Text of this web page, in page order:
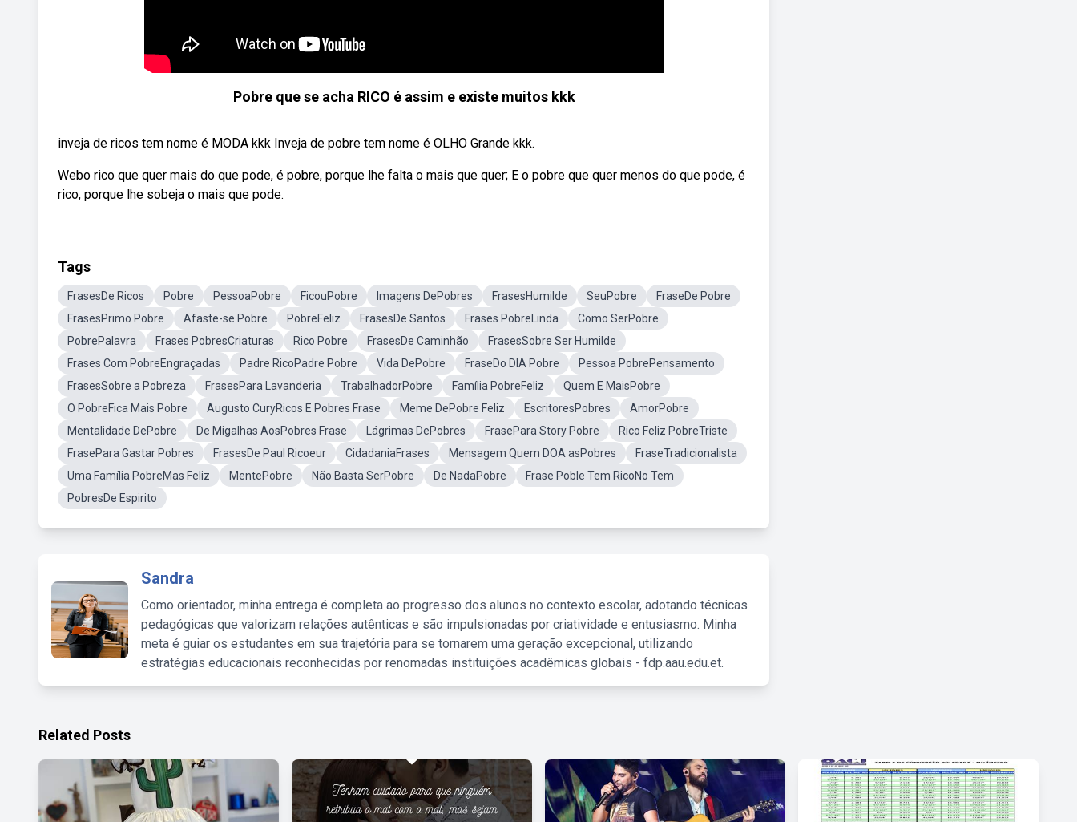
Pobre que se acha RICO é assim e existe muitos kkk
inveja de ricos tem nome é MODA kkk Inveja de pobre tem nome é OLHO Grande kkk.
Webo rico que quer mais do que pode, é pobre, porque lhe falta o mais que quer; E o pobre que quer menos do que pode, é
rico, porque lhe sobeja o mais que pode.
Tags
FrasesDe Ricos Pobre PessoaPobre FicouPobre Imagens DePobres FrasesHumilde SeuPobre
FraseDe Pobre
FrasesPrimo Pobre
Afaste-se Pobre PobreFeliz FrasesDe Santos Frases PobreLinda
Como SerPobre
PobrePalavra
Frases PobresCriaturas Rico Pobre FrasesDe Caminhão
FrasesSobre Ser Humilde
Frases Com PobreEngraçadas
Padre RicoPadre Pobre Vida DePobre FraseDo DIA Pobre
Pessoa PobrePensamento
FrasesSobre a Pobreza
FrasesPara Lavanderia TrabalhadorPobre Família PobreFeliz
Quem E MaisPobre
O PobreFica Mais Pobre
Augusto CuryRicos E Pobres Frase Meme DePobre Feliz EscritoresPobres
AmorPobre
Mentalidade DePobre
De Migalhas AosPobres Frase Lágrimas DePobres FrasePara Story Pobre
Rico Feliz PobreTriste
FrasePara Gastar Pobres
FrasesDe Paul Ricoeur CidadaniaFrases Mensagem Quem DOA asPobres
FraseTradicionalista
Uma Família PobreMas Feliz
MentePobre Não Basta SerPobre De NadaPobre
Frase Poble Tem RicoNo Tem
PobresDe Espirito
Sandra
Como orientador, minha entrega é completa ao progresso dos alunos no contexto escolar, adotando técnicas
pedagógicas que valorizam relações autênticas e são impulsionadas por criatividade e entusiasmo. Minha
meta é guiar os estudantes em sua trajetória para se tornarem uma geração excepcional, utilizando
estratégias educacionais reconhecidas por renomadas instituições acadêmicas globais - fdp.aau.edu.et.
Related Posts